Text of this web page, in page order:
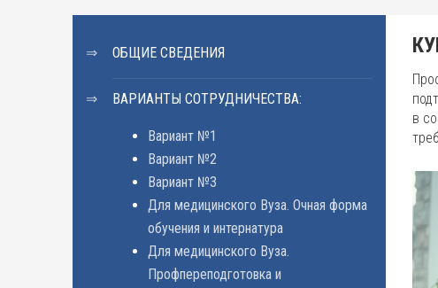
ОБЩИЕ СВЕДЕНИЯ
ВАРИАНТЫ СОТРУДНИЧЕСТВА:
Вариант №1
Вариант №2
Вариант №3
Для медицинского Вуза. Очная форма
обучения и интернатура
Для медицинского Вуза.
Профпереподготовка и
в